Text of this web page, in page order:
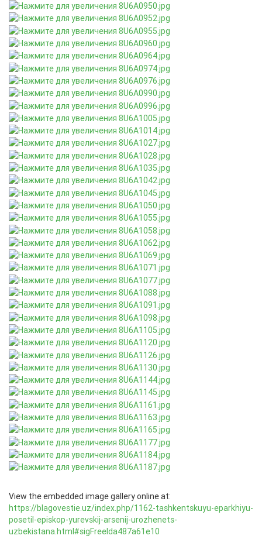
View the embedded image gallery online at:
https://blagovestie.uz/index.php/1162-tashkentskuyu-eparkhiyu-
posetil-episkop-yurevskij-arsenij-urozhenets-
uzbekistana.html#sigFreeIda487a61e10